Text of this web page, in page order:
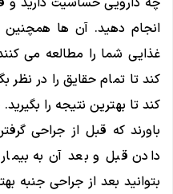
انجام دهید. آن ها
غذایی شما را مطالعه می
کند تا تمام حقایق را در نظر
کند تا بهترین نتیجه را
باورند که قبل از جراحی
دادن قبل و بعد آن به
بتوانید بعد از جراحی جنبه